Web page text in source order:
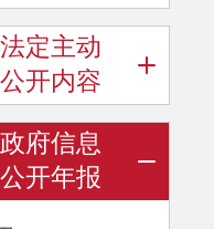
法定主动
公开内容
政府信息
公开年报